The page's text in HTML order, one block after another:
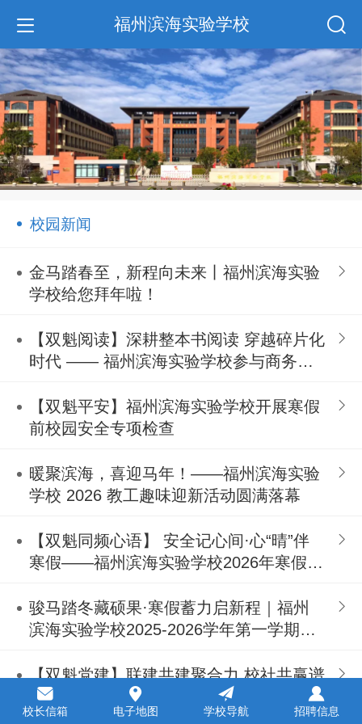
福州滨海实验学校
校园新闻
金马踏春至，新程向未来丨福州滨海实验
学校给您拜年啦！
【双魁阅读】深耕整本书阅读 穿越碎片化
时代 —— 福州滨海实验学校参与商务印
【双魁平安】福州滨海实验学校开展寒假
前校园安全专项检查
暖聚滨海，喜迎马年！——福州滨海实验
学校 2026 教工趣味迎新活动圆满落幕
【双魁同频心语】 安全记心间·心“晴”伴
寒假——福州滨海实验学校2026年寒假安
骏马踏冬藏硕果·寒假蓄力启新程｜福州
滨海实验学校2025-2026学年第一学期闭
【双魁党建】联建共建聚合力 校社共赢谱
新篇——福州滨海实验学校举行联建共建
协议签订暨家校社“三结合”座谈会
校长信箱 电子地图 学校导航 招聘信息